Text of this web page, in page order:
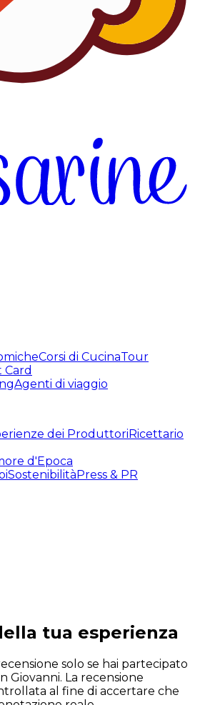
Corsi di CucinaTour
Card
Agenti di viaggio
dei ProduttoriRicettario
d'Epoca
SostenibilitàPress & PR
tua esperienza
solo se hai partecipato
Giovanni. La recensione
al fine di accertare che